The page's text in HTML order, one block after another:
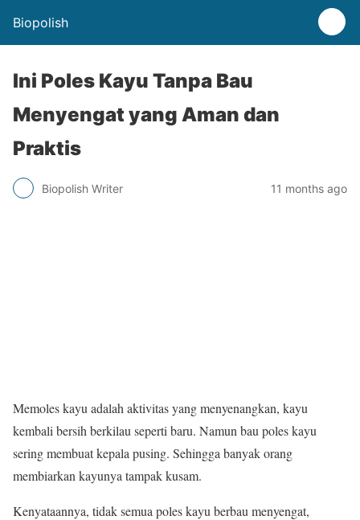
Biopolish
Ini Poles Kayu Tanpa Bau
Menyengat yang Aman dan
Praktis
Biopolish Writer 11 months ago
Memoles kayu adalah aktivitas yang menyenangkan, kayu
kembali bersih berkilau seperti baru. Namun bau poles kayu
sering membuat kepala pusing. Sehingga banyak orang
membiarkan kayunya tampak kusam.
Kenyataannya, tidak semua poles kayu berbau menyengat,